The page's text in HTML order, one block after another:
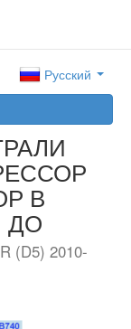
Русский
В
ДО
(D5) 2010-